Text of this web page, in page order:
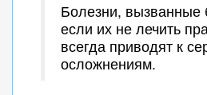
Болезни, вызванные
если их не лечить
всегда приводят к
осложнениям.